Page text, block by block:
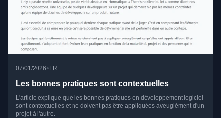
07/01/2026• FR
Les bonnes pratiques sont contextuelles
L'article explique que les bonnes pratiques en développement logiciel
sont contextuelles et ne doivent pas être appliquées aveuglément d'un
projet à l'autre.